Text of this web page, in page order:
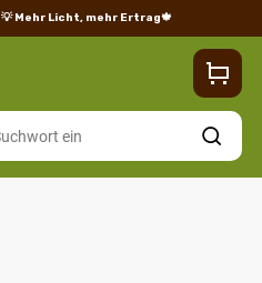
💡 Mehr Licht, mehr Ertrag🍁
Suchen